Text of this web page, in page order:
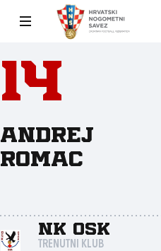
14
Andrej
Romac
NK OSK
TRENUTNI KLUB